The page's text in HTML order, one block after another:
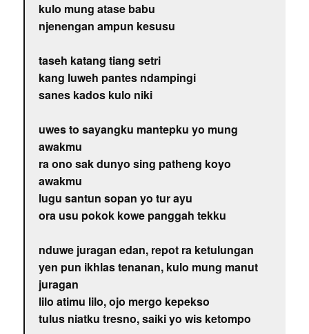
kulo mung atase babu
njenengan ampun kesusu
taseh katang tiang setri
kang luweh pantes ndampingi
sanes kados kulo niki
uwes to sayangku mantepku yo mung
awakmu
ra ono sak dunyo sing patheng koyo
awakmu
lugu santun sopan yo tur ayu
ora usu pokok kowe panggah tekku
nduwe juragan edan, repot ra ketulungan
yen pun ikhlas tenanan, kulo mung manut
juragan
lilo atimu lilo, ojo mergo kepekso
tulus niatku tresno, saiki yo wis ketompo